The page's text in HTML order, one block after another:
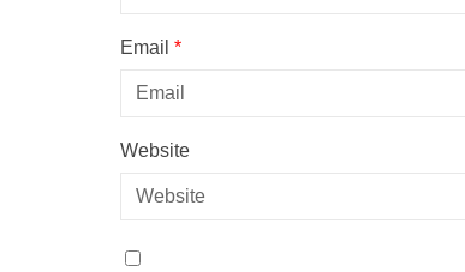
Email *
Website